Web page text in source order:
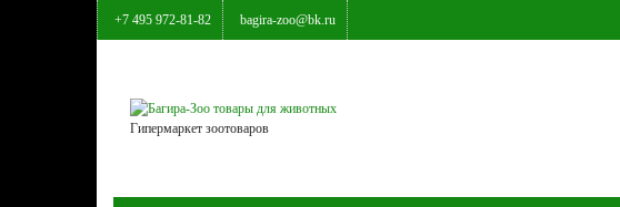
+7 495 972-81-82 bagira-zoo@bk.ru
Гипермаркет зоотоваров